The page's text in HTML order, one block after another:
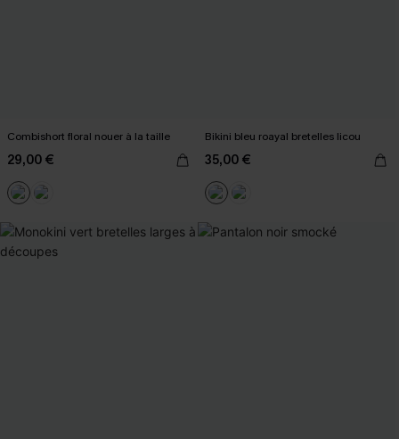
Combishort floral nouer à la taille
29,00 €
Bikini bleu roayal bretelles licou
35,00 €